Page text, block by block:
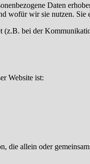
Daten
wofür wir sie nutzen.
(z.B. bei der
Website ist:
die allein oder